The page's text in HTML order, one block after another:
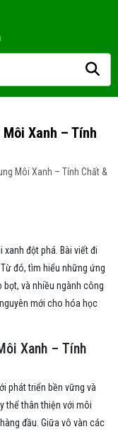
Xanh – Tính
Môi Xanh – Tính Chất &
xanh đột phá. Bài viết đi
đó, tìm hiểu những ứng
và nhiều ngành công
mới cho hóa học
Xanh – Tính
phát triển bền vững và
thế thân thiện với môi
đầu. Giữa vô vàn các